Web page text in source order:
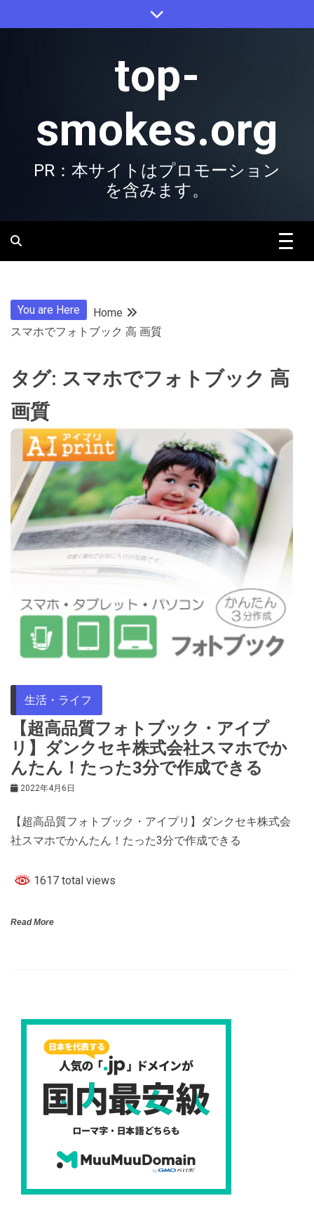
to
top-
smokes.org
PR：本サイトはプロモーション
を含みます。
You are Here
Home
スマホでフォトブック 高 画質
タグ: スマホでフォトブック 高
画質
生活・ライフ
【超高品質フォトブック・アイプ
リ】ダンクセキ株式会社スマホでか
んたん！たった3分で作成できる
2022年4月6日
【超高品質フォトブック・アイプリ】ダンクセキ株式会
社スマホでかんたん！たった3分で作成できる
1617 total views
Read More